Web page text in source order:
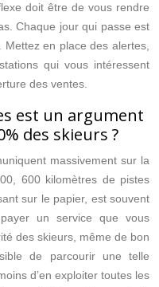
doit être de vous rendre
Chaque jour qui passe est
en place des alertes,
qui vous intéressent
des ventes.
est un argument
des skieurs ?
massivement sur la
600 kilomètres de pistes
sur le papier, est souvent
un service que vous
des skieurs, même de bon
de parcourir une telle
d’en exploiter toutes les